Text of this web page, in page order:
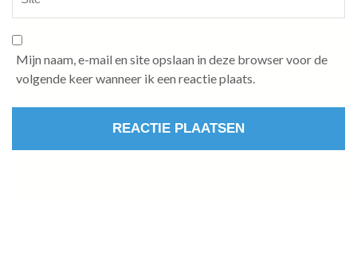
Mijn naam, e-mail en site opslaan in deze browser voor de
volgende keer wanneer ik een reactie plaats.